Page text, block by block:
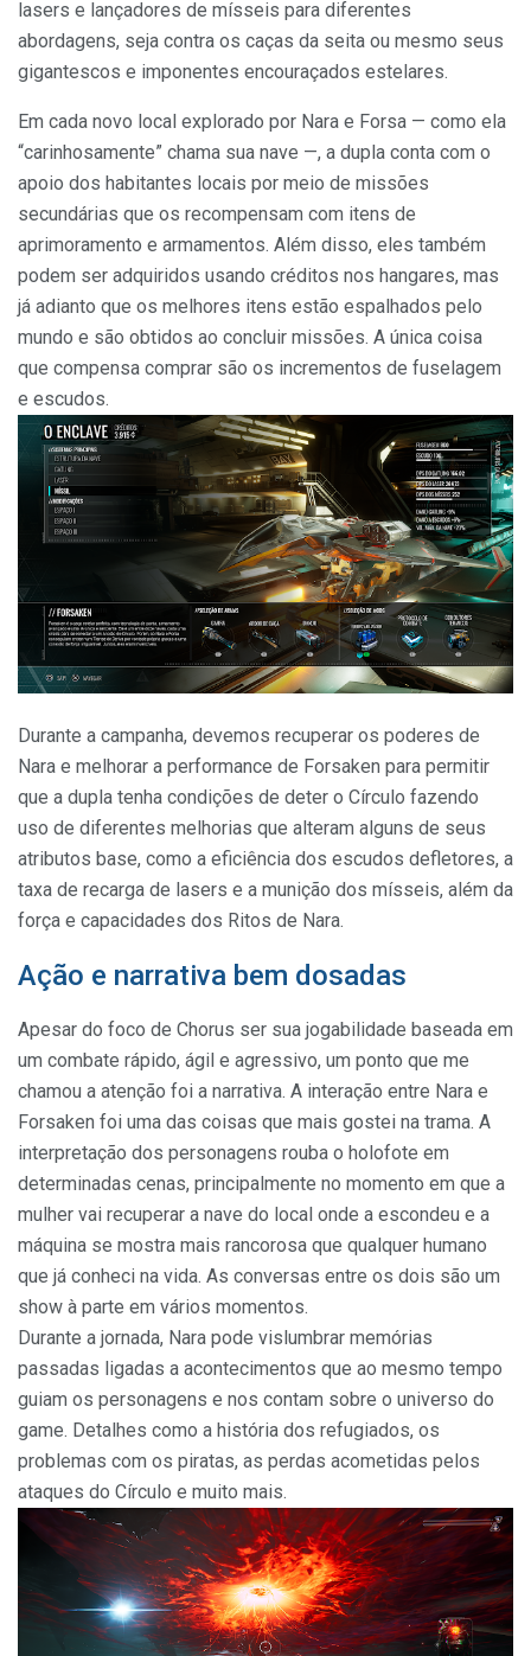
lasers e lançadores de mísseis para diferentes
abordagens, seja contra os caças da seita ou mesmo seus
gigantescos e imponentes encouraçados estelares.
Em cada novo local explorado por Nara e Forsa — como ela
“carinhosamente” chama sua nave —, a dupla conta com o
apoio dos habitantes locais por meio de missões
secundárias que os recompensam com itens de
aprimoramento e armamentos. Além disso, eles também
podem ser adquiridos usando créditos nos hangares, mas
já adianto que os melhores itens estão espalhados pelo
mundo e são obtidos ao concluir missões. A única coisa
que compensa comprar são os incrementos de fuselagem
e escudos.
Durante a campanha, devemos recuperar os poderes de
Nara e melhorar a performance de Forsaken para permitir
que a dupla tenha condições de deter o Círculo fazendo
uso de diferentes melhorias que alteram alguns de seus
atributos base, como a eficiência dos escudos defletores, a
taxa de recarga de lasers e a munição dos mísseis, além da
força e capacidades dos Ritos de Nara.
Ação e narrativa bem dosadas
Apesar do foco de Chorus ser sua jogabilidade baseada em
um combate rápido, ágil e agressivo, um ponto que me
chamou a atenção foi a narrativa. A interação entre Nara e
Forsaken foi uma das coisas que mais gostei na trama. A
interpretação dos personagens rouba o holofote em
determinadas cenas, principalmente no momento em que a
mulher vai recuperar a nave do local onde a escondeu e a
máquina se mostra mais rancorosa que qualquer humano
que já conheci na vida. As conversas entre os dois são um
show à parte em vários momentos.
Durante a jornada, Nara pode vislumbrar memórias
passadas ligadas a acontecimentos que ao mesmo tempo
guiam os personagens e nos contam sobre o universo do
game. Detalhes como a história dos refugiados, os
problemas com os piratas, as perdas acometidas pelos
ataques do Círculo e muito mais.